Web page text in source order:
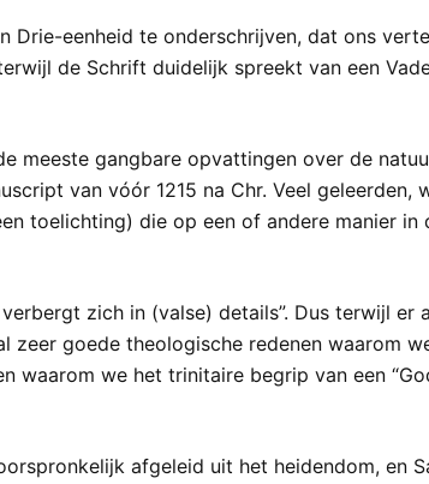
Drie-eenheid te onderschrijven, dat ons
de Schrift duidelijk spreekt van een
meeste gangbare opvattingen over de
van vóór 1215 na Chr. Veel geleerden,
toelichting) die op een of andere manier
zich in (valse) details”. Dus terwijl
zeer goede theologische redenen waarom
waarom we het trinitaire begrip van een
afgeleid uit het heidendom, en